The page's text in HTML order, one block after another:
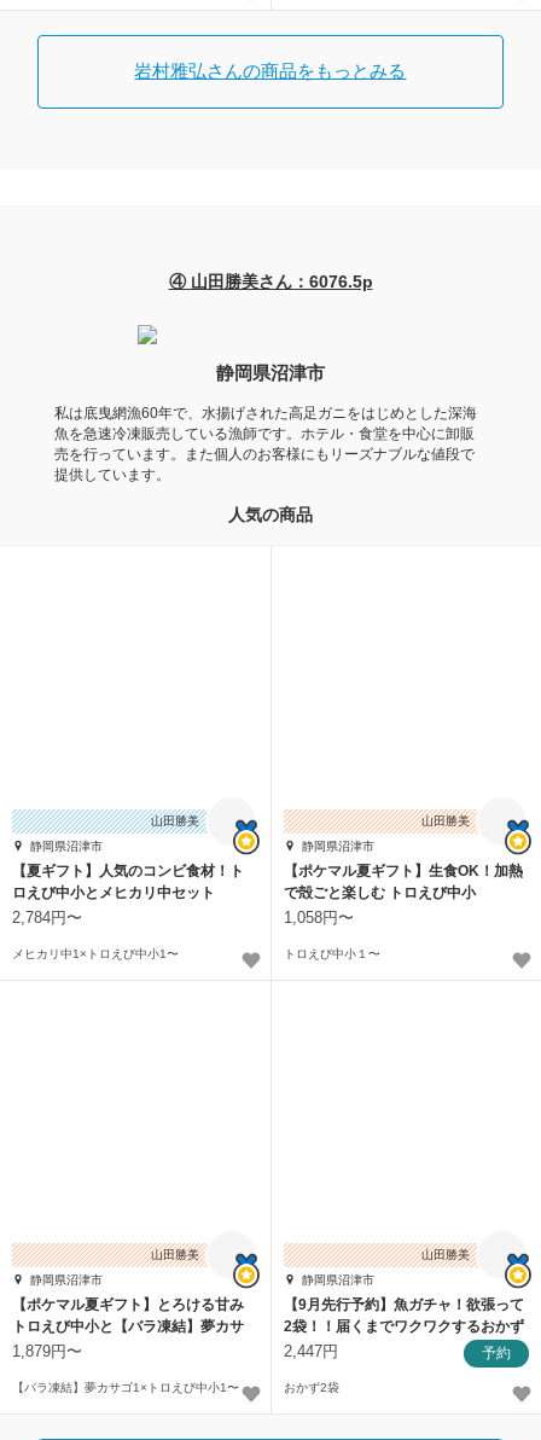
岩村雅弘さんの商品をもっとみる
④ 山田勝美さん：6076.5p
静岡県沼津市
私は底曳網漁60年で、水揚げされた高足ガニをはじめとした深海
魚を急速冷凍販売している漁師です。ホテル・食堂を中心に卸販
売を行っています。また個人のお客様にもリーズナブルな値段で
提供しています。
人気の商品
山田勝美
静岡県沼津市
【夏ギフト】人気のコンビ食材！ト
ロえび中小とメヒカリ中セット
2,784円〜
メヒカリ中1×トロえび中小1〜
山田勝美
静岡県沼津市
【ポケマル夏ギフト】生食OK！加熱
で殻ごと楽しむ トロえび中小
1,058円〜
トロえび中小１〜
山田勝美
静岡県沼津市
【ポケマル夏ギフト】とろける甘み
トロえび中小と【バラ凍結】夢カサ
ゴセット
1,879円〜
【バラ凍結】夢カサゴ1×トロえび中小1〜
山田勝美
静岡県沼津市
【9月先行予約】魚ガチャ！欲張って
2袋！！届くまでワクワクするおかず
【訳あり】
2,447円 予約
おかず2袋